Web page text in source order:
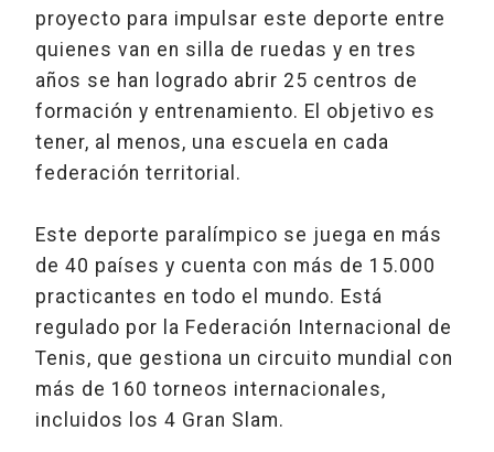
proyecto para impulsar este deporte entre
quienes van en silla de ruedas y en tres
años se han logrado abrir 25 centros de
formación y entrenamiento. El objetivo es
tener, al menos, una escuela en cada
federación territorial.
Este deporte paralímpico se juega en más
de 40 países y cuenta con más de 15.000
practicantes en todo el mundo. Está
regulado por la Federación Internacional de
Tenis, que gestiona un circuito mundial con
más de 160 torneos internacionales,
incluidos los 4 Gran Slam.